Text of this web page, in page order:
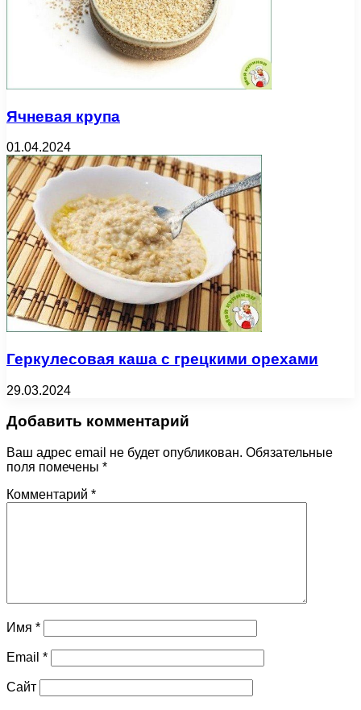
Ячневая крупа
01.04.2024
Геркулесовая каша с грецкими орехами
29.03.2024
Добавить комментарий
Ваш адрес email не будет опубликован. Обязательные
поля помечены *
Комментарий *
Имя *
Email *
Сайт